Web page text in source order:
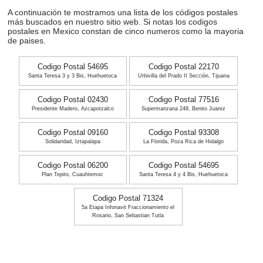
A continuación te mostramos una lista de los códigos postales
más buscados en nuestro sitio web. Si notas los codigos
postales en Mexico constan de cinco numeros como la mayoria
de paises.
Codigo Postal 54695
Santa Teresa 3 y 3 Bis, Huehuetoca
Codigo Postal 22170
Urbivilla del Prado II Sección, Tijuana
Codigo Postal 02430
Presidente Madero, Azcapotzalco
Codigo Postal 77516
Supermanzana 248, Benito Juarez
Codigo Postal 09160
Solidaridad, Iztapalapa
Codigo Postal 93308
La Florida, Poza Rica de Hidalgo
Codigo Postal 06200
Plan Tepito, Cuauhtemoc
Codigo Postal 54695
Santa Teresa 4 y 4 Bis, Huehuetoca
Codigo Postal 71324
5a Etapa Infonavit Fraccionamiento el
Rosario, San Sebastian Tutla